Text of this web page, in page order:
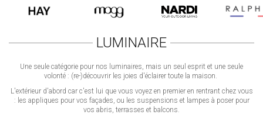
LUMINAIRE
Une seule catégorie pour nos luminaires, mais un seul esprit et une seule
volonté : (re-)découvrir les joies d'éclairer toute la maison.
L'extérieur d'abord car c'est lui que vous voyez en premier en rentrant chez vous
: les appliques pour vos façades, ou les suspensions et lampes à poser pour
vos abris, terrasses et balcons.